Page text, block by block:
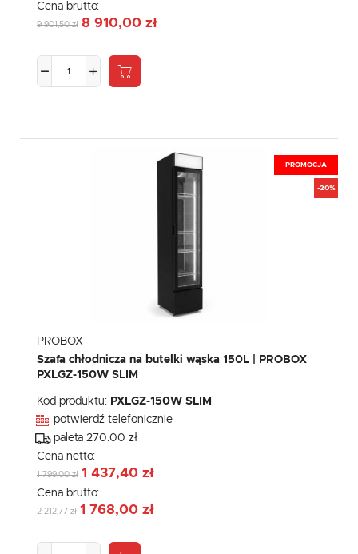
Cena brutto:
9 901,50 zł 8 910,00 zł
PROMOCJA
-20%
PROBOX
Szafa chłodnicza na butelki wąska 150L | PROBOX
PXLGZ-150W SLIM
Kod produktu: PXLGZ-150W SLIM
potwierdź telefonicznie
paleta 270.00 zł
Cena netto:
1 799,00 zł 1 437,40 zł
Cena brutto:
2 212,77 zł 1 768,00 zł